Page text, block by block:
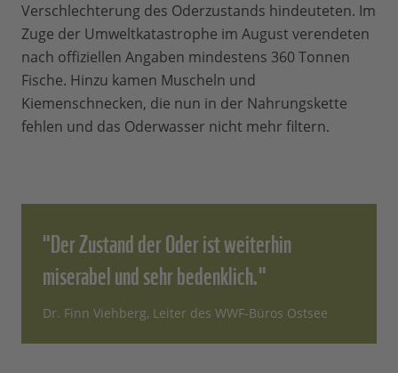
Verschlechterung des Oderzustands hindeuteten. Im
Zuge der Umweltkatastrophe im August verendeten
nach offiziellen Angaben mindestens 360 Tonnen
Fische. Hinzu kamen Muscheln und
Kiemenschnecken, die nun in der Nahrungskette
fehlen und das Oderwasser nicht mehr filtern.
"Der Zustand der Oder ist weiterhin
miserabel und sehr bedenklich."
Dr. Finn Viehberg, Leiter des WWF-Büros Ostsee